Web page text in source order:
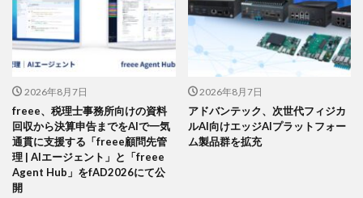
2026年8月7日
freee、税理士事務所向けの資料
回収から決算申告までをAIで一気
通貫に支援する「freee顧問先管
理 | AIエージェント」と「freee
Agent Hub」をfAD2026にて公
開
2026年8月7日
アドバンテック、次世代フィジカ
ルAI向けエッジAIプラットフォー
ム製品群を拡充